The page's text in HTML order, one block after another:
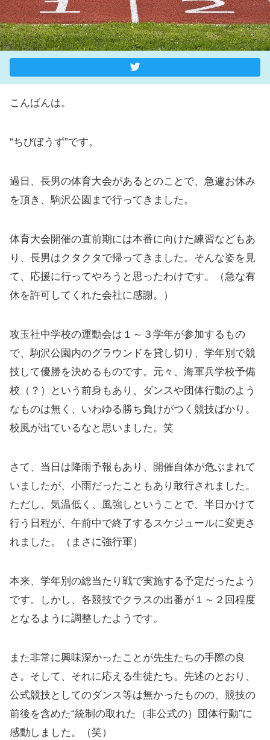
こんばんは。
“ちびぼうず”です。
過日、長男の体育大会があるとのことで、急遽お休み
を頂き、駒沢公園まで行ってきました。
体育大会開催の直前期には本番に向けた練習などもあ
り、長男はクタクタで帰ってきました。そんな姿を見
て、応援に行ってやろうと思ったわけです。（急な有
休を許可してくれた会社に感謝。）
攻玉社中学校の運動会は１～３学年が参加するもの
で、駒沢公園内のグラウンドを貸し切り、学年別で競
技して優勝を決めるものです。元々、海軍兵学校予備
校（？）という前身もあり、ダンスや団体行動のよう
なものは無く、いわゆる勝ち負けがつく競技ばかり。
校風が出ているなと思いました。笑
さて、当日は降雨予報もあり、開催自体が危ぶまれて
いましたが、小雨だったこともあり敢行されました。
ただし、気温低く、風強しということで、半日かけて
行う日程が、午前中で終了するスケジュールに変更さ
れました。（まさに強行軍）
本来、学年別の総当たり戦で実施する予定だったよう
です。しかし、各競技でクラスの出番が１～２回程度
となるように調整したようです。
また非常に興味深かったことが先生たちの手際の良
さ。そして、それに応える生徒たち。先述のとおり、
公式競技としてのダンス等は無かったものの、競技の
前後を含めた“統制の取れた（非公式の）団体行動”に
感動しました。（笑）